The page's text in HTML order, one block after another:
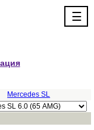
☰
Mercedes SL